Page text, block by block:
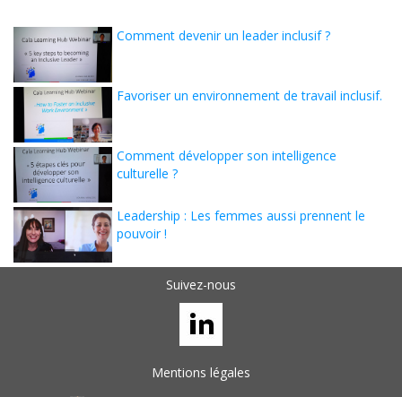
Comment devenir un leader inclusif ?
Favoriser un environnement de travail inclusif.
Comment développer son intelligence
culturelle ?
Leadership : Les femmes aussi prennent le
pouvoir !
Suivez-nous
Mentions légales